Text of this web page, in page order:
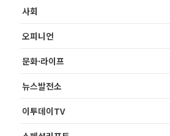
사회
오피니언
문화·라이프
뉴스발전소
이투데이TV